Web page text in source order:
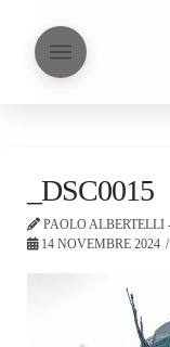
_DSC0015
PAOLO
14 NOVEMBRE 2024